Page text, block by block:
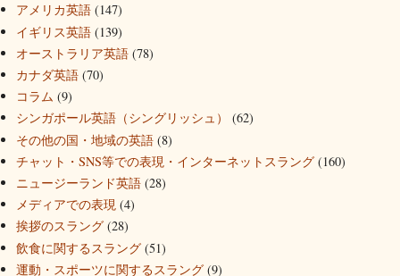
アメリカ英語 (147)
イギリス英語 (139)
オーストラリア英語 (78)
カナダ英語 (70)
コラム (9)
シンガポール英語（シングリッシュ）
(62)
その他の国・地域の英語 (8)
チャット・SNS等での表現・インターネットスラング (160)
ニュージーランド英語 (28)
メディアでの表現 (4)
挨拶のスラング (28)
飲食に関するスラング (51)
運動・スポーツに関するスラング (9)